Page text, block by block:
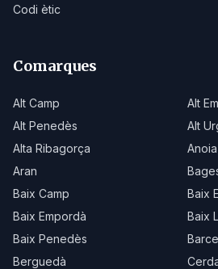
Codi ètic
Comarques
Alt Camp
Alt
Alt Penedès
Alt
Alta Ribagorça
Anoia
Aran
Baix Camp
Baix
Baix Empordà
Baix
Baix Penedès
Berguedà